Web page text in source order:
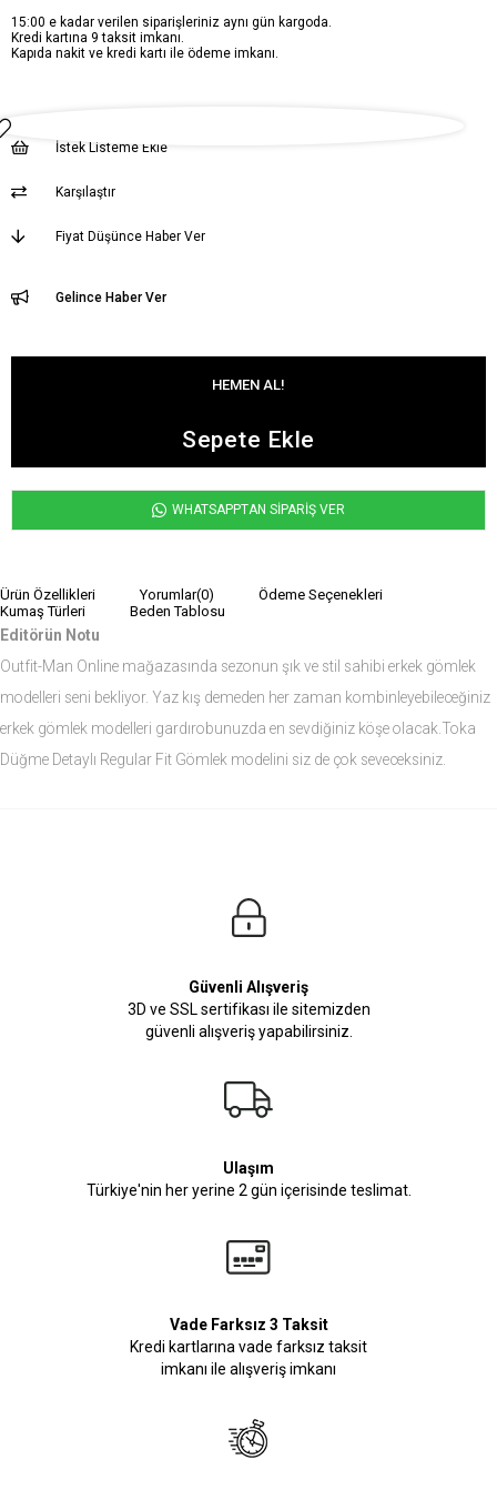
15:00 e kadar verilen siparişleriniz aynı gün kargoda.
Kredi kartına 9 taksit imkanı.
Kapıda nakit ve kredi kartı ile ödeme imkanı.
İstek Listeme Ekle
Karşılaştır
Fiyat Düşünce Haber Ver
Gelince Haber Ver
WHATSAPPTAN SİPARİŞ VER
Ürün Özellikleri Yorumlar(0)
Ödeme Seçenekleri
Kumaş Türleri
Beden Tablosu
Editörün Notu
Outfit-Man Online mağazasında sezonun şık ve stil sahibi erkek gömlek
modelleri seni bekliyor. Yaz kış demeden her zaman kombinleyebileceğiniz
erkek gömlek modelleri gardırobunuzda en sevdiğiniz köşe olacak.Toka
Düğme Detaylı Regular Fit Gömlek modelini siz de çok seveceksiniz.
Manken Bedenleri Üst Grup M, Alt Grup 33 Beden ( Medium )
Güvenli Alışveriş
3D ve SSL sertifikası ile sitemizden
güvenli alışveriş yapabilirsiniz.
Ulaşım
Türkiye'nin her yerine 2 gün içerisinde teslimat.
Vade Farksız 3 Taksit
Kredi kartlarına vade farksız taksit
imkanı ile alışveriş imkanı